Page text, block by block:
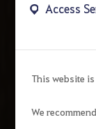
Access
This website
We